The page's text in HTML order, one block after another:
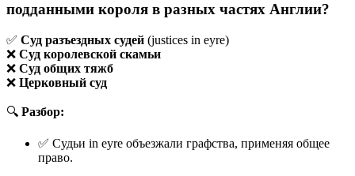
подданными короля в разных частях Англии?
✅ Суд разъездных судей (justices in eyre)
❌ Суд королевской скамьи
❌ Суд общих тяжб
❌ Церковный суд
🔍 Разбор:
✅ Судьи in eyre объезжали графства, применяя общее
право.